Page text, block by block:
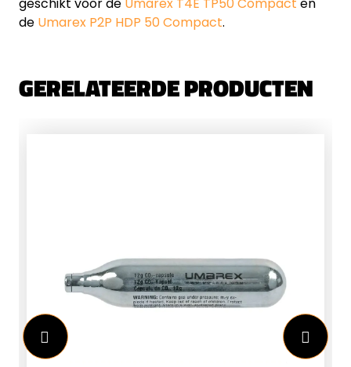
de Umarex P2P HDP 50 Compact.
GERELATEERDE PRODUCTEN